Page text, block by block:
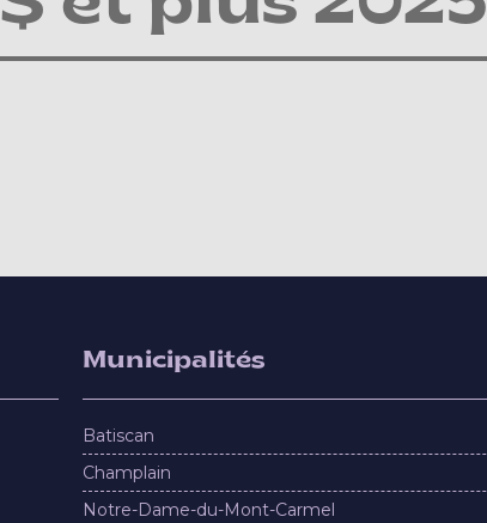
Municipalités
Batiscan
Champlain
Notre-Dame-du-Mont-Carmel